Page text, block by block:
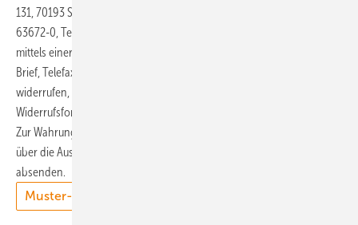
131, 70193 Stuttgart, Postfach 10 17 42, 70015 Stuttgart, Telefon: (0711)
63672-0, Telefax: (0711) 63672-414, E-Mail:
mittels einer eindeutigen Erklärung (z.B. ein mit der Post versandter
Brief, Telefax oder E-Mail) über Ihren Entschluss, diesen Vertrag zu
widerrufen, informieren. Sie können dafür das beigefügte Muster-
Widerrufsformular verwenden, das jedoch nicht vorgeschrieben ist.
Zur Wahrung der Widerrufsfrist reicht es aus, dass Sie die Mitteilung
über die Ausübung des Widerrufsrechts vor Ablauf der Widerrufsfrist
absenden.
Muster-Widerrufsformular zum Download